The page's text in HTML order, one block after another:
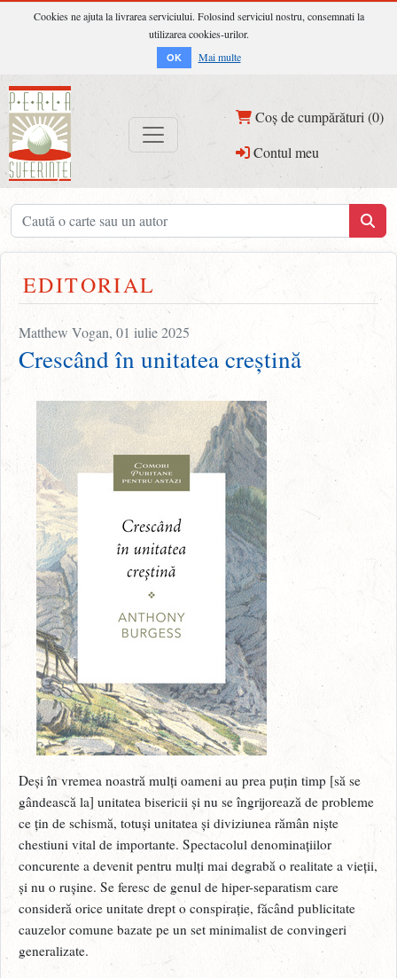
Cookies ne ajuta la livrarea serviciului. Folosind serviciul nostru, consemnati la
utilizarea cookies-urilor.
OK Mai multe
Coș de cumpărături (0)
Contul meu
EDITORIAL
Matthew Vogan, 01 iulie 2025
Crescând în unitatea creștină
Deși în vremea noastră mulți oameni au prea puțin timp [să se
gândească la] unitatea bisericii și nu se îngrijorează de probleme
ce țin de schismă, totuși unitatea și diviziunea rămân niște
chestiuni vital de importante. Spectacolul denominațiilor
concurente a devenit pentru mulți mai degrabă o realitate a vieții,
și nu o rușine. Se feresc de genul de hiper-separatism care
consideră orice unitate drept o conspirație, făcând publicitate
cauzelor comune bazate pe un set minimalist de convingeri
generalizate.